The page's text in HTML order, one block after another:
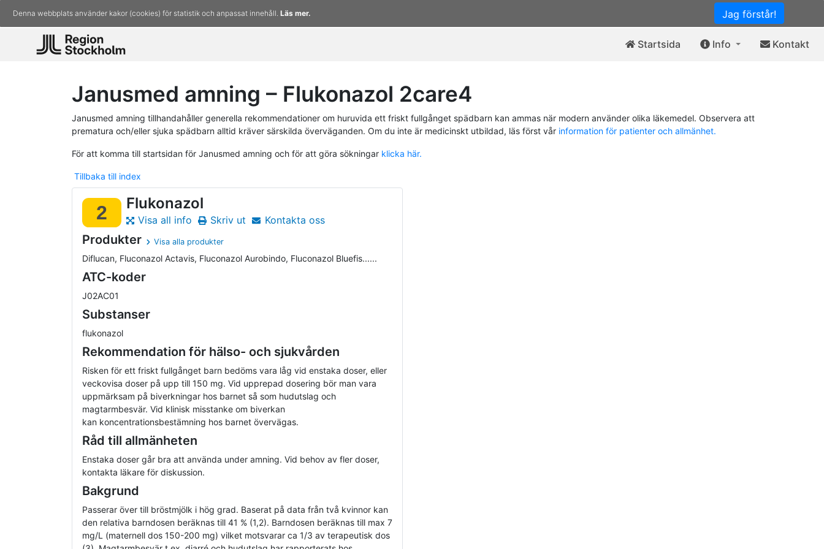
Jag förstår!
Denna webbplats använder kakor (cookies) för statistik och anpassat innehåll. Läs mer.
Startsida Info Kontakt
Janusmed amning – Flukonazol 2care4
Janusmed amning tillhandahåller generella rekommendationer om huruvida ett friskt fullgånget spädbarn kan ammas när modern använder olika läkemedel. Observera att
prematura och/eller sjuka spädbarn alltid kräver särskilda överväganden. Om du inte är medicinskt utbildad, läs först vår information för patienter och allmänhet.
För att komma till startsidan för Janusmed amning och för att göra sökningar klicka här.
Tillbaka till index
2 Flukonazol
Visa all info Skriv ut Kontakta oss
Produkter Visa alla produkter
Diflucan, Fluconazol Actavis, Fluconazol Aurobindo, Fluconazol Bluefis......
ATC-koder
J02AC01
Substanser
flukonazol
Rekommendation för hälso- och sjukvården
Risken för ett friskt fullgånget barn bedöms vara låg vid enstaka doser, eller
veckovisa doser på upp till 150 mg. Vid upprepad dosering bör man vara
uppmärksam på biverkningar hos barnet så som hudutslag och
magtarmbesvär. Vid klinisk misstanke om biverkan
kan koncentrationsbestämning hos barnet övervägas.
Råd till allmänheten
Enstaka doser går bra att använda under amning. Vid behov av fler doser,
kontakta läkare för diskussion.
Bakgrund
Passerar över till bröstmjölk i hög grad. Baserat på data från två kvinnor kan
den relativa barndosen beräknas till 41 % (1,2). Barndosen beräknas till max 7
mg/L (maternell dos 150-200 mg) vilket motsvarar ca 1/3 av terapeutisk dos